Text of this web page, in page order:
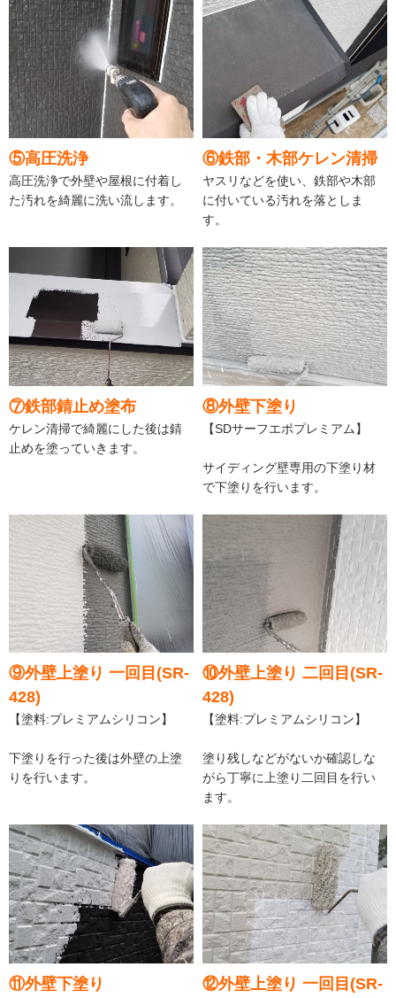
⑤高圧洗浄
高圧洗浄で外壁や屋根に付着し
た汚れを綺麗に洗い流します。
⑥鉄部・木部ケレン清掃
ヤスリなどを使い、鉄部や木部
に付いている汚れを落としま
す。
⑦鉄部錆止め塗布
ケレン清掃で綺麗にした後は錆
止めを塗っていきます。
⑧外壁下塗り
【SDサーフエポプレミアム】
サイディング壁専用の下塗り材
で下塗りを行います。
⑨外壁上塗り 一回目(SR-
428)
【塗料:プレミアムシリコン】
下塗りを行った後は外壁の上塗
りを行います。
⑩外壁上塗り 二回目(SR-
428)
【塗料:プレミアムシリコン】
塗り残しなどがないか確認しな
がら丁寧に上塗り二回目を行い
ます。
⑪外壁下塗り
⑫外壁上塗り 一回目(SR-